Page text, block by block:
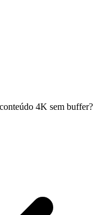
4K sem buffer?